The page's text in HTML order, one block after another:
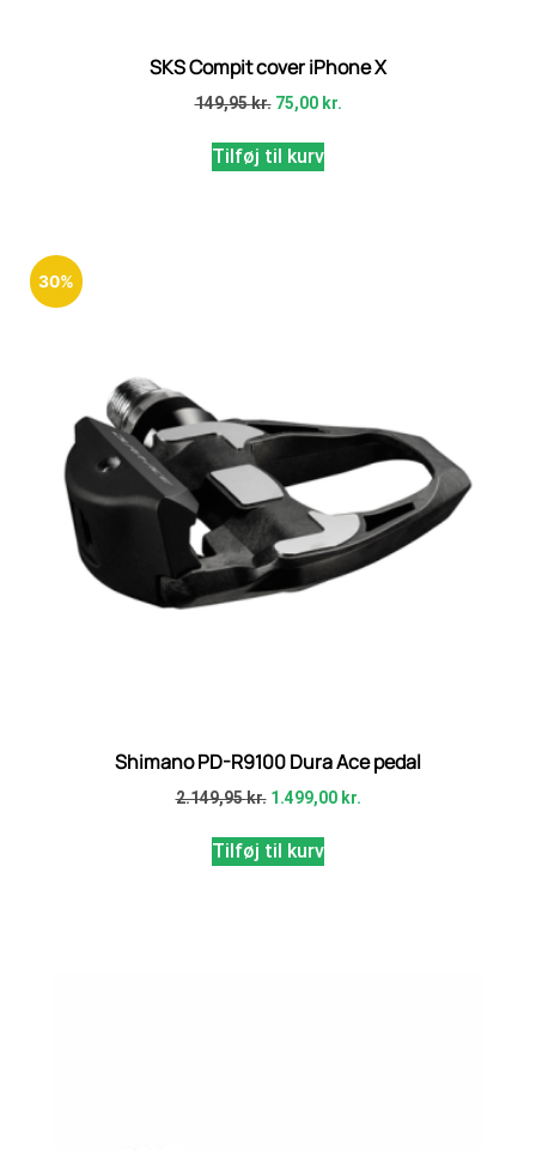
SKS Compit cover iPhone X
149,95kr. 75,00 kr.
Tilføj til kurv
30%
Shimano PD-R9100 Dura Ace pedal
2.149,95kr. 1.499,00 kr.
Tilføj til kurv